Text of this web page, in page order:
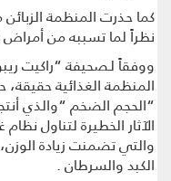
كما حذرت المنظمة
نظراً لما تسببه من أمراض
ووفقاً لـصحيفة “راكيت
المنظمة الغذائية
“الحجم الضخم “والذي
الآثار الخطيرة لتناول
والتي تضمنت زيادة
الكبد والسرطان .